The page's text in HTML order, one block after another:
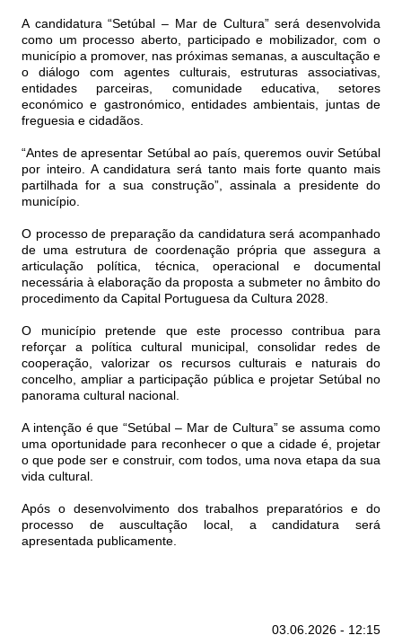
A candidatura “Setúbal – Mar de Cultura” será desenvolvida
como um processo aberto, participado e mobilizador, com o
município a promover, nas próximas semanas, a auscultação e
o diálogo com agentes culturais, estruturas associativas,
entidades parceiras, comunidade educativa, setores
económico e gastronómico, entidades ambientais, juntas de
freguesia e cidadãos.
“Antes de apresentar Setúbal ao país, queremos ouvir Setúbal
por inteiro. A candidatura será tanto mais forte quanto mais
partilhada for a sua construção”, assinala a presidente do
município.
O processo de preparação da candidatura será acompanhado
de uma estrutura de coordenação própria que assegura a
articulação política, técnica, operacional e documental
necessária à elaboração da proposta a submeter no âmbito do
procedimento da Capital Portuguesa da Cultura 2028.
O município pretende que este processo contribua para
reforçar a política cultural municipal, consolidar redes de
cooperação, valorizar os recursos culturais e naturais do
concelho, ampliar a participação pública e projetar Setúbal no
panorama cultural nacional.
A intenção é que “Setúbal – Mar de Cultura” se assuma como
uma oportunidade para reconhecer o que a cidade é, projetar
o que pode ser e construir, com todos, uma nova etapa da sua
vida cultural.
Após o desenvolvimento dos trabalhos preparatórios e do
processo de auscultação local, a candidatura será
apresentada publicamente.
03.06.2026 - 12:15